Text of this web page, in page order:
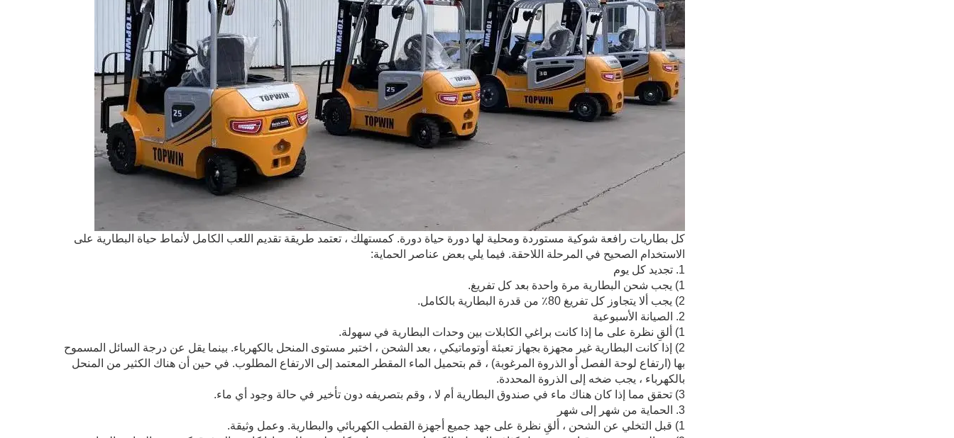
كل بطاريات رافعة شوكية مستوردة ومحلية لها دورة حياة دورة. كمستهلك ، تعتمد طريقة تقديم اللعب الكامل لأنماط حياة البطارية على
الاستخدام الصحيح في المرحلة اللاحقة. فيما يلي بعض عناصر الحماية:
1. تجديد كل يوم
1) يجب شحن البطارية مرة واحدة بعد كل تفريغ.
2) يجب ألا يتجاوز كل تفريغ 80٪ من قدرة البطارية بالكامل.
2. الصيانة الأسبوعية
1) ألقِ نظرة على ما إذا كانت براغي الكابلات بين وحدات البطارية في سهولة.
2) إذا كانت البطارية غير مجهزة بجهاز تعبئة أوتوماتيكي ، بعد الشحن ، اختبر مستوى المنحل بالكهرباء. بينما يقل عن درجة السائل المسموح
بها (ارتفاع لوحة الفصل أو الذروة المرغوبة) ، قم بتحميل الماء المقطر المعتمد إلى الارتفاع المطلوب. في حين أن هناك الكثير من المنحل
بالكهرباء ، يجب ضخه إلى الذروة المحددة.
3) تحقق مما إذا كان هناك ماء في صندوق البطارية أم لا ، وقم بتصريفه دون تأخير في حالة وجود أي ماء.
3. الحماية من شهر إلى شهر
1) قبل التخلي عن الشحن ، ألقِ نظرة على جهد جميع أجهزة القطب الكهربائي والبطارية. وعمل وثيقة.